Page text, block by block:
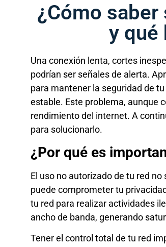
¿Cómo saber
y qué
Una conexión lenta, cortes
podrían ser señales de alerta.
para mantener la seguridad de
estable. Este problema, aunque
rendimiento del internet. A
para solucionarlo.
¿Por qué es
El uso no autorizado de tu red
puede comprometer tu
tu red para realizar actividades
ancho de banda, generando
Tener el control total de tu red